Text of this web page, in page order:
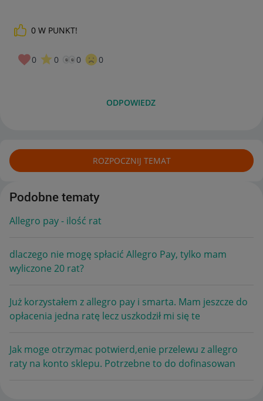
0 W PUNKT!
0 0 0 0
ODPOWIEDZ
ROZPOCZNIJ TEMAT
Podobne tematy
Allegro pay - ilość rat
dlaczego nie mogę spłacić Allegro Pay, tylko mam
wyliczone 20 rat?
Już korzystałem z allegro pay i smarta. Mam jeszcze do
opłacenia jedna ratę lecz uszkodził mi się te
Jak moge otrzymac potwierd,enie przelewu z allegro
raty na konto sklepu. Potrzebne to do dofinasowan